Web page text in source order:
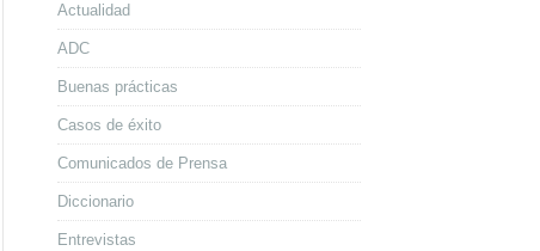
Actualidad
ADC
Buenas prácticas
Casos de éxito
Comunicados de Prensa
Diccionario
Entrevistas